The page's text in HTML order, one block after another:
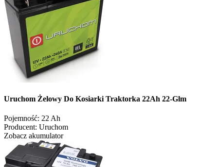
Uruchom Żelowy Do Kosiarki Traktorka 22Ah 22-Glm
Pojemność: 22 Ah
Producent: Uruchom
Zobacz akumulator